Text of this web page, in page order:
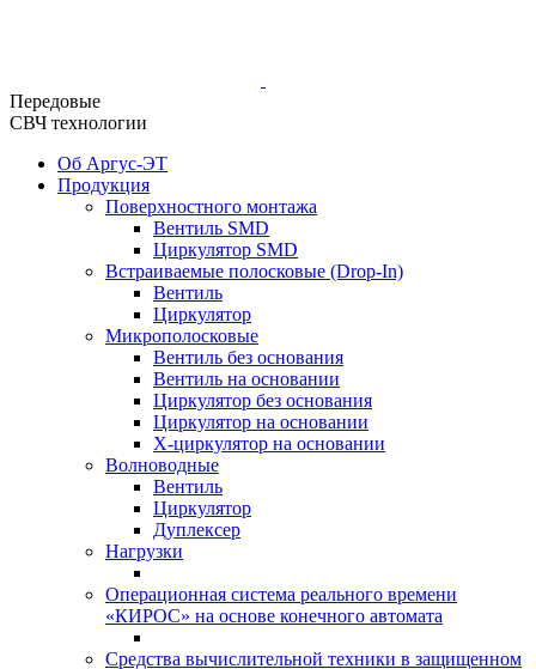
Передовые
СВЧ технологии
Об Аргус-ЭТ
Продукция
Поверхностного монтажа
Вентиль SMD
Циркулятор SMD
Встраиваемые полосковые (Drop-In)
Вентиль
Циркулятор
Микрополосковые
Вентиль без основания
Вентиль на основании
Циркулятор без основания
Циркулятор на основании
Х-циркулятор на основании
Волноводные
Вентиль
Циркулятор
Дуплексер
Нагрузки
Операционная система реального времени
«КИРОС» на основе конечного автомата
Средства вычислительной техники в защищенном